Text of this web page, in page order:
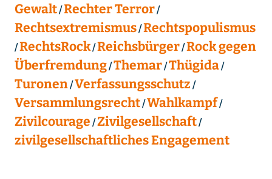
Gewalt Rechter Terror
Rechtsextremismus Rechtspopulismus
RechtsRock Reichsbürger Rock gegen
Überfremdung Themar Thügida
Turonen Verfassungsschutz
Versammlungsrecht Wahlkampf
Zivilcourage Zivilgesellschaft
zivilgesellschaftliches Engagement